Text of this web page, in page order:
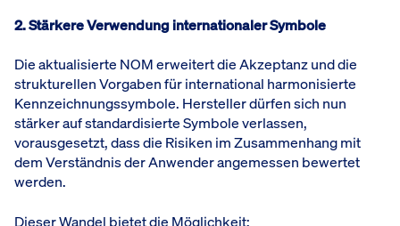
2. Stärkere Verwendung internationaler Symbole
Die aktualisierte NOM erweitert die Akzeptanz und die
strukturellen Vorgaben für international harmonisierte
Kennzeichnungssymbole. Hersteller dürfen sich nun
stärker auf standardisierte Symbole verlassen,
vorausgesetzt, dass die Risiken im Zusammenhang mit
dem Verständnis der Anwender angemessen bewertet
werden.
Dieser Wandel bietet die Möglichkeit: